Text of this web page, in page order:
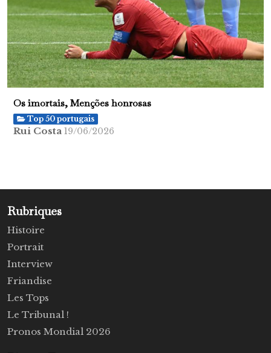
Os imortais, Menções honrosas
Top 50 portugais
Rui Costa 19/06/2026
Rubriques
Histoire
Portrait
Interview
Friandise
Les Tops
Le Tribunal !
Pronos Mondial 2026